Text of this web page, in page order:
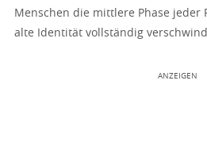
Menschen die mittlere Phase jeder
alte Identität vollständig
ANZEIGEN